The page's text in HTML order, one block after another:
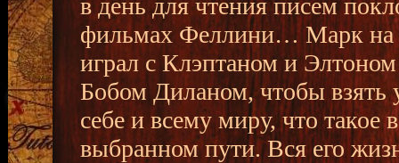
в день для чтения писем
фильмах Феллини… Марк на
играл с Клэптаном и
Бобом Диланом, чтобы взять
себе и всему миру, что такое
выбранном пути. Вся его